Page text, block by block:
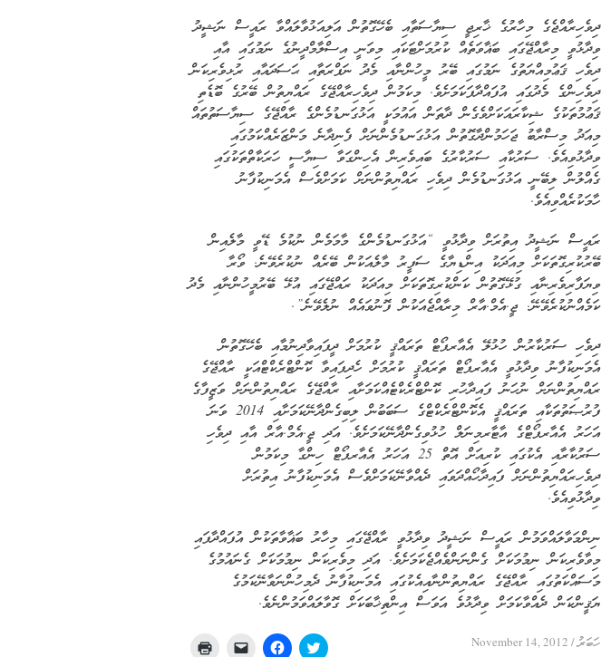
ދިވެހިރާއްޖެގެ މިހާރުގެ ޚާރިޖީ ސިޔާސަތާއި ބެހޭގޮތުން އަލިއަޅުވާލައްވާ ރައީސް ނަޝީދު
ވިދާޅުވީ މިރާއްޖޭގައި ބަޣާވަތެއް ކުރުމަށްޓަކައި މިވަނީ އިސްލާމްދީނުގެ ނަމުގައި އާއި
ދިވެހި ޤަޢުމިއްޔަތުގެ ނަމުގައި ބޭރު މީހުންނާއި މެދު ނަފްރަތާއި ޙަސަދައާއި ރުޅިވެރިކަން
ދިވެހިންގެ މެދުގައި އުފައްދާފަކަމަށެވެ. މިކަމުން ދިވެހިރާއްޖޭގެ ރައްޔިތުން ބޭރުގެ ބޮޑެތި
ޤަޢުމުތަކުގެ ޝިކާރައަކަށްވެގެން ދާތަން އައުމަކީ އަޅުގަނޑުމެންގެ ރާއްޖޭގެ ސިޔާސަތުތައް
މިއަދު މިސްރާބު ޖަހަމުންދާގޮތުން އަޅުގަނޑުމެންނަށް ފެނިދާނެ މަންޒަރެއްކަމުގައި
ވިދާޅުވިއެވެ. ސަރުކާއި ސަރުކާރުގެ ބައިވެރިން އެހިންގަވާ ސިޔާސީ ހަރަކާތްތަކުގައި
ގެއްލުން ލިބޭނީ އަޅުގަނޑުމެން ދިވެހި ރައްޔިތުންނަށް ކަމަށްވެސް އެމަނިކުފާނު
ހާމަކުރެއްވިއެވެ.
ރައީސް ނަޝީދު އިތުރަށް ވިދާޅުވީ “އަޅުގަނޑުމެންގެ މާމަމެން ނުކުމެ ޑޭވީ މާލެއިން
ބޭރުކުރިގޮތަކަށް މިއަދަކު އިންޑިޔާގެ ސަފީރު މާލެއަކުން ބޭރެއް ނުކުރެވޭނެ. ވޯރާ
ވިޔަފާރިވެރިނާއި ގުޅޭގޮތުން ކަންކުރިގޮތަކަށް މިއަދަކު ރައްޖޭގައި އުޅޭ ބޭރުމީހުންނާއި މެދު
ކަމެއްނުކުރެވޭނޭ. ޖީ.އެމް.އާރް މިރާއްޖެއަކުން ފޮނުވައެއް ނުލެވޭނެ”.
ދިވެހި ސަރުކާރުން ހުޅުލޭ އެއާރޕޯޓް ތަރައްޤީ ކުރުމަށް ދީފައިވާދިނުމާއި ބެހޭގޮތުން
އެމަނިކުފާނު ވިދާޅުވީ އެއާރޕޯޓް ތަރައްޤީ ކުރުމަށް ހެދިފައިވާ ކޮންޓްރެކްޓްއަކީ ރާއްޖޭގެ
ރައްޔިތުންނަށް ނުހަނު ފައިދާހުރި ކޮންޓްރެކްޓެއްކަމަށާއި ރާއްޖޭގެ ރައްޔިތުންނަށް ވަޒީފާގެ
ފުރުޞަތުތަކާއި ތަރައްޤީ އެކޮންޓްރެކްޓްގެ ސަބަބުން ލިބިގެންދާނޭކަމަށާއި 2014 ވަނަ
އަހަރު އެއާރޕޯޓްގެ އާޓާރމިނަލް ހުޅުވިގެންދާނޭކަމަށެވެ. އަދި ޖީ.އެމް.އާރް އާއި ދިވެހި
ސަރުކާރާއި އެކުގައި ކުރިއަށް އޮތް 25 އަހަރު އެއާރޕޯޓް ހިންގާ މިކަމުން
ދިވެހިރައްޔިތުންނަށް ފައިދާހޯއްދަވައި ދެއްވާނޭކަމަށްވެސް އެމަނިކުފާނު އިތުރަށް
ވިދާޅުވިއެވެ.
ނިންމަވާލައްވަމުން ރައީސް ނަޝީދު ވިދާޅުވީ ރާއްޖޭގައި މިހާރު ބަޣާވާތަކުން އުފައްދާފައި
މިވާވެރިކަން ނިމުމަކަށް ގެންނަންވެއްޖެކަމަށެވެ. އަދި މިވެރިކަން ނިމުމަކަށް ގެނައުމުގެ
މަސައްކަތުގައި ރާއްޖޭގެ ރައްޔިތުންނާއިއެކުގައި އެމަނިކުފާނު ދެމިހުންނަވާނޭކަމުގެ
ޔަޤީންކަން ދެއްވާކަމަށް ވިދާޅުވެ އަވަސް އިންތިޚާބަކަށް ގޮވާލައްވަމުންނެވެ.
Click
Click
Click November 14, 2012 /ހަބަރު